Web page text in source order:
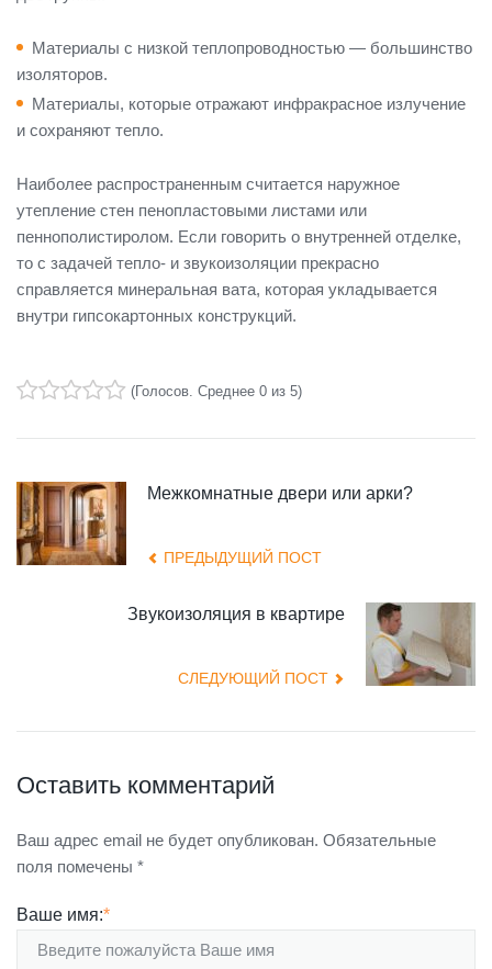
Материалы с низкой теплопроводностью — большинство
изоляторов.
Материалы, которые отражают инфракрасное излучение
и сохраняют тепло.
Наиболее распространенным считается наружное
утепление стен пенопластовыми листами или
пеннополистиролом. Если говорить о внутренней отделке,
то с задачей тепло- и звукоизоляции прекрасно
справляется минеральная вата, которая укладывается
внутри гипсокартонных конструкций.
(Голосов . Среднее 0 из 5)
Межкомнатные двери или арки?
ПРЕДЫДУЩИЙ ПОСТ
Звукоизоляция в квартире
СЛЕДУЮЩИЙ ПОСТ
Оставить комментарий
Ваш адрес email не будет опубликован. Обязательные
поля помечены *
Ваше имя:*